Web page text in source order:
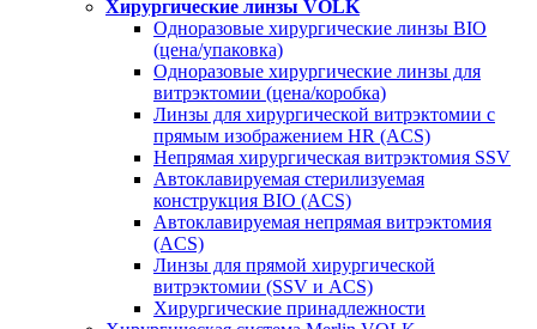
Хирургические линзы VOLK
Одноразовые хирургические линзы BIO
(цена/упаковка)
Одноразовые хирургические линзы для
витрэктомии (цена/коробка)
Линзы для хирургической витрэктомии с
прямым изображением HR (ACS)
Непрямая хирургическая витрэктомия SSV
Автоклавируемая стерилизуемая
конструкция BIO (ACS)
Автоклавируемая непрямая витрэктомия
(ACS)
Линзы для прямой хирургической
витрэктомии (SSV и ACS)
Хирургические принадлежности